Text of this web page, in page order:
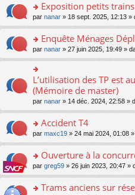
ult
er
le
m
e
s
g
e
n
o
lu
le
pl
u
s
e
o
n
ult
er
le
m
s
a
e
n
o
lu
le
pl
u
Exposition petits
par nanar » 18 sept. 2025, 12:13 »
o
n
s
ult
er
le
m
e
s
a
e
n
o
lu
Enquête Ménages
par nanar » 27 juin 2025, 19:49 »
n
s
ult
er
le
m
e
s
a
g
e
L’utilisation des TP est
(Mémoire de master)
par nanar » 14 déc. 2024, 22:58 »
o
n
ult
er
le
m
Accident T4
par maxc19 » 24 mai 2024, 01:08
o
n
ult
Ouverture à la
par greg59 » 26 juin 2023, 20:47 »
Trams anciens sur